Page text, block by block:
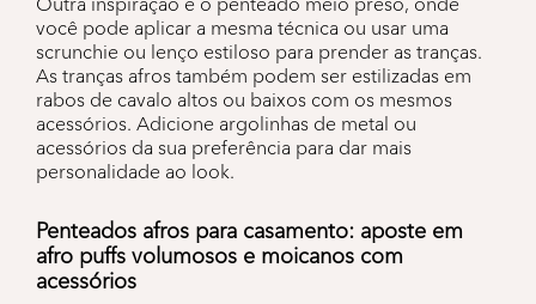
você pode aplicar a mesma técnica ou usar uma
scrunchie ou lenço estiloso para prender as tranças.
As tranças afros também podem ser estilizadas em
rabos de cavalo altos ou baixos com os mesmos
acessórios. Adicione argolinhas de metal ou
acessórios da sua preferência para dar mais
personalidade ao look.
Penteados afros para casamento: aposte em
afro puffs volumosos e moicanos com
acessórios